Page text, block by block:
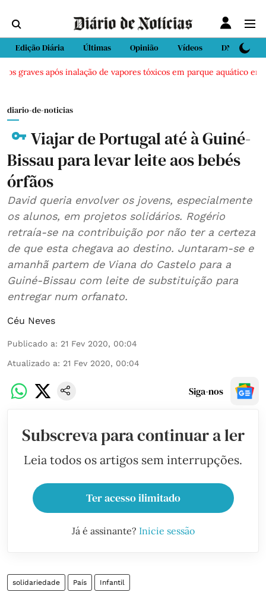
Edição Diária Últimas Opinião Vídeos DN Sport
graves após inalação de vapores tóxicos em parque aquático em
diario-de-noticias
Viajar de Portugal até à Guiné-
Bissau para levar leite aos bebés
órfãos
David queria envolver os jovens, especialmente
os alunos, em projetos solidários. Rogério
retraía-se na contribuição por não ter a certeza
de que esta chegava ao destino. Juntaram-se e
amanhã partem de Viana do Castelo para a
Guiné-Bissau com leite de substituição para
entregar num orfanato.
Céu Neves
Publicado a: 21 Fev 2020, 00:04
Atualizado a: 21 Fev 2020, 00:04
Siga-nos
Subscreva para continuar a ler
Leia todos os artigos sem interrupções.
Ter acesso ilimitado
Já é assinante? Inicie sessão
solidariedade País Infantil